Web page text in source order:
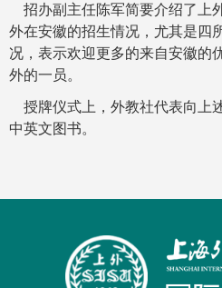
招办副主任陈军简要介绍了上
外在安徽的招生情况，尤其是四
况，表示欢迎更多的来自安徽的
外的一员。
授牌仪式上，外教社代表向上
中英文图书。